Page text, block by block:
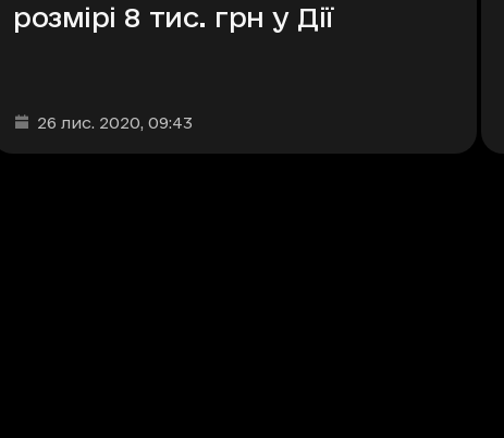
розмірі 8 тис. грн у Дії
Дата та час публікації
26 лис. 2020, 09:43